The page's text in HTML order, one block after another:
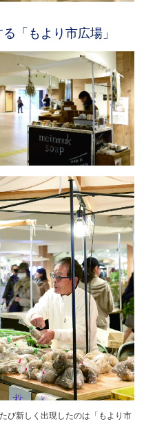
「もより市広場」
び新しく出現したのは「もより市